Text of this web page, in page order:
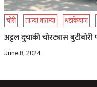
चोरी ताज्या बातम्या धडाकेबाज
अट्टल दुचाकी चोरट्यास
June 8, 2024